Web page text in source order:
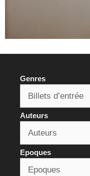
Genres
Auteurs
Epoques